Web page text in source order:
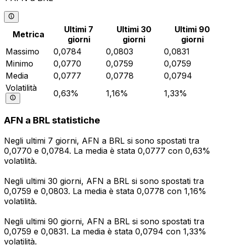
Metrica
Ultimi 7
giorni
Ultimi 30
giorni
Ultimi 90
giorni
Massimo
0,0784 0,0803
0,0831
Minimo
0,0770 0,0759
0,0759
Media
0,0777 0,0778
0,0794
Volatilità
0,63% 1,16% 1,33%
AFN a BRL statistiche
Negli ultimi 7 giorni, AFN a BRL si sono spostati tra
0,0770 e 0,0784. La media è stata 0,0777 con 0,63%
volatilità.
Negli ultimi 30 giorni, AFN a BRL si sono spostati tra
0,0759 e 0,0803. La media è stata 0,0778 con 1,16%
volatilità.
Negli ultimi 90 giorni, AFN a BRL si sono spostati tra
0,0759 e 0,0831. La media è stata 0,0794 con 1,33%
volatilità.